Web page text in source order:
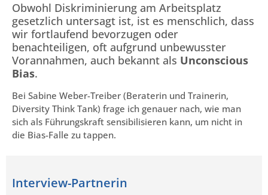
Obwohl Diskriminierung am Arbeitsplatz
gesetzlich untersagt ist, ist es menschlich, dass
wir fortlaufend bevorzugen oder
benachteiligen, oft aufgrund unbewusster
Vorannahmen, auch bekannt als Unconscious
Bias.
Bei Sabine Weber-Treiber (Beraterin und Trainerin,
Diversity Think Tank) frage ich genauer nach, wie man
sich als Führungskraft sensibilisieren kann, um nicht in
die Bias-Falle zu tappen.
Interview-Partnerin